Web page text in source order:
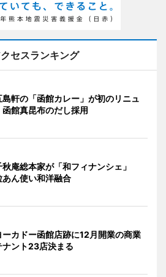
セスランキング
島軒の「函館カレー」が初のリニュ
館真昆布のだし採用
秋庵総本家が「和フィナンシェ」
あん使い和洋融合
ーカドー函館店跡に12月開業の商業
ナント23店決まる